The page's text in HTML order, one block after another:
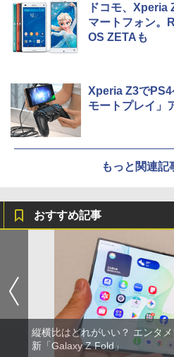
ドコモ、Xperia
マートフォン。
OS ZETAも
Xperia Z3でPS4
モートプレイ」
もっと関連記
おすすめ記事
縦横比はどれがいい？ エンタ
新「Galaxy Z Fold」